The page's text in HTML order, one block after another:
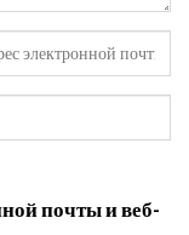
почты и веб-